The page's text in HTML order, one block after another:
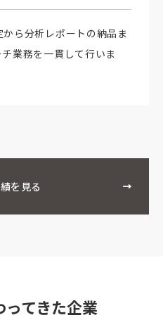
ら分析レポートの納品ま
業務を一貫して行いま
を見る
ってきた企業